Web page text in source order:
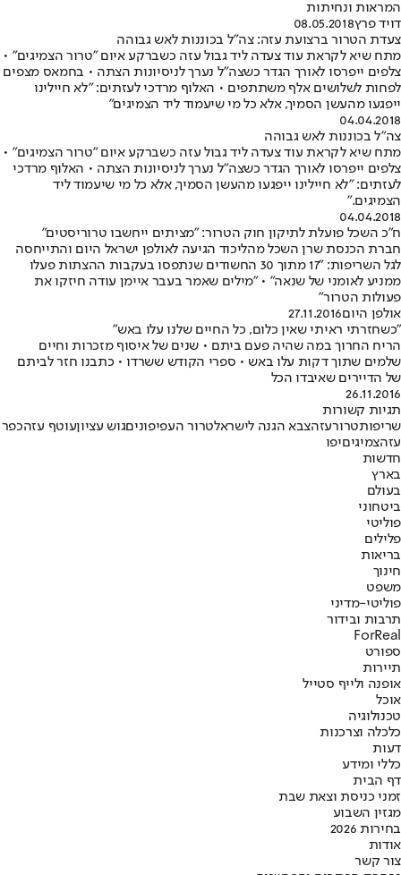
המראות ונחיתות
דויד פרץ08.05.2018
צעדת הטרור ברצועת עזה: צה"ל בכוננות לאש גבוהה
מתח שיא לקראת עוד צעדה ליד גבול עזה כשברקע איום "טרור הצמיגים" •
צלפים ייפרסו לאורך הגדר כשצה"ל נערך לניסיונות הצתה • בחמאס מצפים
לפחות לשלושים אלף משתתפים • האלוף מרדכי לעזתים: "לא חיילינו
ייפגעו מהעשן הסמיך, אלא כל מי שיעמוד ליד הצמיגים"
04.04.2018
צה"ל בכוננות לאש גבוהה
מתח שיא לקראת עוד צעדה ליד גבול עזה כשברקע איום "טרור הצמיגים" •
צלפים ייפרסו לאורך הגדר כשצה"ל נערך לניסיונות הצתה • האלוף מרדכי
לעזתים: "לא חיילינו ייפגעו מהעשן הסמיך, אלא כל מי שיעמוד ליד
הצמיגים."
04.04.2018
ח"כ השכל פועלת לתיקון חוק הטרור: "מציתים ייחשבו טרוריסטים"
חברת הכנסת שרן השכל מהליכוד הגיעה לאולפן ישראל היום והתייחסה
לגל השריפות: "17 מתוך 30 החשודים שנתפסו בעקבות ההצתות פעלו
ממניע לאומני של שנאה" • "מילים שאמר בעבר איימן עודה חיזקו את
פעולות הטרור"
אולפן היום27.11.2016
"כשחזרתי ראיתי שאין כלום, כל החיים שלנו עלו באש"
הריח החרוך במה שהיה פעם ביתם • שנים של איסוף מזכרות וחיים
שלמים שתוך דקות עלו באש • ספרי הקודש ששרדו • כתבנו חזר לביתם
של הדיירים שאיבדו הכל
26.11.2016
תגיות קשורות
שריפותטרורעזהצבא הגנה לישראלטרור העפיפוניםגוש עציוןעוטף עזהכפר
עזהצמיגיםיפו
חדשות
בארץ
בעולם
ביטחוני
פוליטי
פלילים
בריאות
חינוך
משפט
פוליטי-מדיני
תרבות ובידור
ForReal
ספורט
תיירות
אופנה ולייף סטייל
אוכל
טכנולוגיה
כלכלה וצרכנות
דעות
כללי ומידע
דף הבית
זמני כניסת וצאת שבת
מגזין השבוע
בחירות 2026
אודות
צור קשר